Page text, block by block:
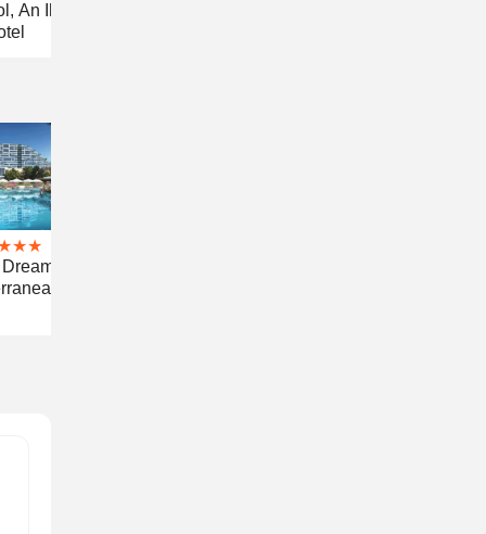
An Ihg
★★